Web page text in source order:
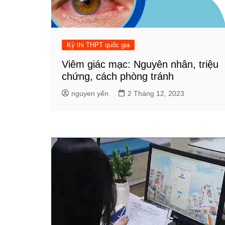
Kỳ thi THPT quốc gia
Viêm giác mạc: Nguyên nhân, triệu
chứng, cách phòng tránh
nguyen yến 2 Tháng 12, 2023